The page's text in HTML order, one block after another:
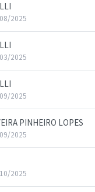
2025
2025
2025
PINHEIRO LOPES
2025
2025